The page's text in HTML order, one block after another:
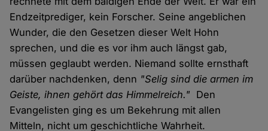
Endzeitprediger, kein Forscher. Seine angeblichen
Wunder, die den Gesetzen dieser Welt Hohn
sprechen, und die es vor ihm auch längst gab,
müssen geglaubt werden. Niemand sollte ernsthaft
darüber nachdenken, denn "Selig sind die armen im
Geiste, ihnen gehört das Himmelreich." Den
Evangelisten ging es um Bekehrung mit allen
Mitteln, nicht um geschichtliche Wahrheit.